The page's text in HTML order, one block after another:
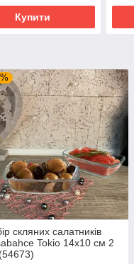
Купити
скляних салатників
Tokio 14х10 см 2